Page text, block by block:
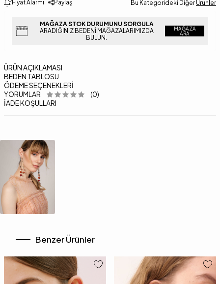
Fiyat Alarmı Paylaş Bu Kategorideki Diğer Ürünler
MAĞAZA STOK DURUMUNU SORGULA
ARADIĞINIZ BEDENI MAĞAZALARIMIZDA
BULUN.
MAĞAZA
ARA
ÜRÜN AÇIKLAMASI
BEDEN TABLOSU
ÖDEME SEÇENEKLERI
YORUMLAR
(0)
İADE KOŞULLARI
Benzer Ürünler